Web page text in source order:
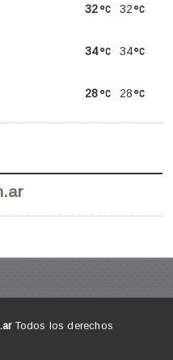
32
32
34
34
28
28
Todos los derechos